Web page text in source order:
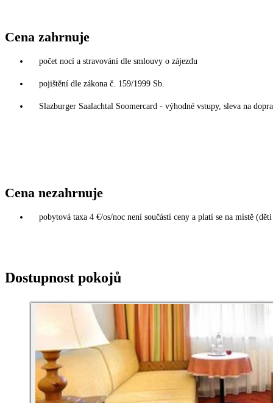
Cena zahrnuje
počet nocí a stravování dle smlouvy o zájezdu
pojištění dle zákona č. 159/1999 Sb.
Slazburger Saalachtal Soomercard - výhodné vstupy, sleva na
Cena nezahrnuje
pobytová taxa 4 €/os/noc není součástí ceny a platí se na místě
Dostupnost pokojů